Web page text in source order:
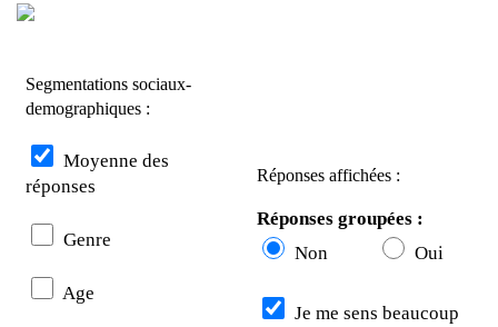
Segmentations sociaux-
demographiques :
Moyenne des
réponses
Genre
Age
Réponses affichées :
Réponses groupées :
Non
Oui
Je me sens beaucoup